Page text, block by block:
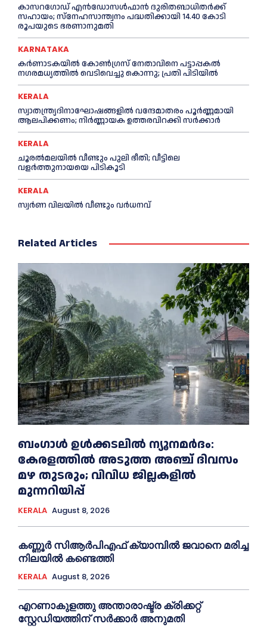
കാസറഗോഡ് എന്‍ഡോസള്‍ഫാന്‍ ദുരിതബാധിതര്‍ക്ക്
സഹായം; സ്‌നേഹസാന്ത്വനം പദ്ധതിക്കായി 14.40 കോടി
രൂപയുടെ ഭരണാനുമതി
KARNATAKA
കർണാടകയിൽ കോണ്‍ഗ്രസ് നേതാവിനെ പട്ടാപ്പകല്‍
നഗരമധ്യത്തില്‍ വെടിവെച്ചു കൊന്നു; പ്രതി പിടിയില്‍
KERALA
സ്വാതന്ത്ര്യദിനാഘോഷങ്ങളില്‍ വന്ദേമാതരം പൂര്‍ണ്ണമായി
ആലപിക്കണം; നിര്‍ണ്ണായക ഉത്തരവിറക്കി സര്‍ക്കാര്‍
KERALA
ചൂരല്‍മലയില്‍ വീണ്ടും പുലി ഭീതി; വീട്ടിലെ
വളര്‍ത്തുനായയെ പിടികൂടി
KERALA
സ്വർണ വിലയില്‍ വീണ്ടും വർധനവ്
Related Articles
ബംഗാൾ ഉൾക്കടലിൽ ന്യൂനമർദം:
കേരളത്തിൽ അടുത്ത അഞ്ച് ദിവസം
മഴ തുടരും; വിവിധ ജില്ലകളിൽ
മുന്നറിയിപ്പ്
KERALA August 8, 2026
കണ്ണൂര്‍ സിആര്‍പിഎഫ് ക്യാമ്പില്‍ ജവാനെ മരിച്ച
നിലയില്‍ കണ്ടെത്തി
KERALA August 8, 2026
എറണാകുളത്തു അന്താരാഷ്ട്ര ക്രിക്കറ്റ്
സ്റ്റേഡിയത്തിന് സര്‍ക്കാര്‍ അനുമതി